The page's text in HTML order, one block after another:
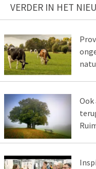
VERDER IN HET
Ook